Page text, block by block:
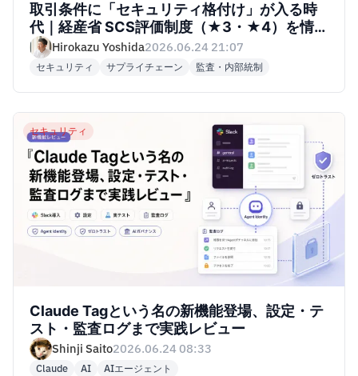
取引条件に「セキュリティ格付け」が入る時
代｜経産省 SCS評価制度（★3・★4）を情シ
スが制度開始前に準備する実務 2026
Hirokazu Yoshida2026.06.24 21:07
セキュリティ サプライチェーン 監査・内部統制
セキュリティ
Claude Tagという名の新機能登場、設定・テ
スト・監査ログまで実践レビュー
Shinji Saito2026.06.24 08:33
Claude AI AIエージェント